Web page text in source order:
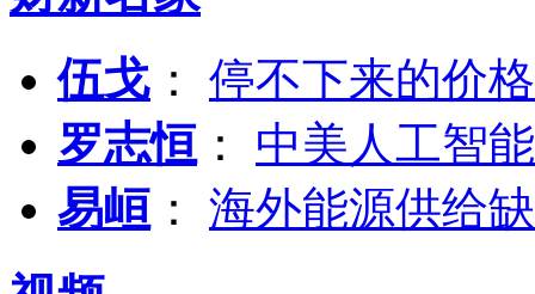
伍戈 ： 停不下来的价
罗志恒 ： 中美人工智
易峘 ： 海外能源供给